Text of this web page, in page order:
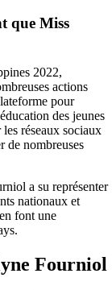
que Miss
2022,
actions
pour
des jeunes
réseaux sociaux
de nombreuses
a su représenter
nationaux et
font une
Fourniol